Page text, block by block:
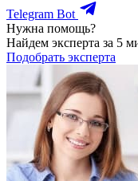
Telegram Bot
Нужна помощь?
Найдем эксперта за 5
Подобрать эксперта